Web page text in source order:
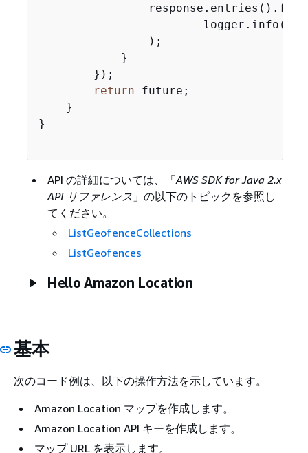
                        logger.info(
                );
            }
        });
return future;
    }
}
API の詳細については、「AWS SDK for Java 2.x
API リファレンス 」の以下のトピックを参照し
てください。
ListGeofenceCollections
ListGeofences
Hello Amazon Location
基本
次のコード例は、以下の操作方法を示しています。
Amazon Location マップを作成します。
Amazon Location API キーを作成します。
マップ URL を表示します。